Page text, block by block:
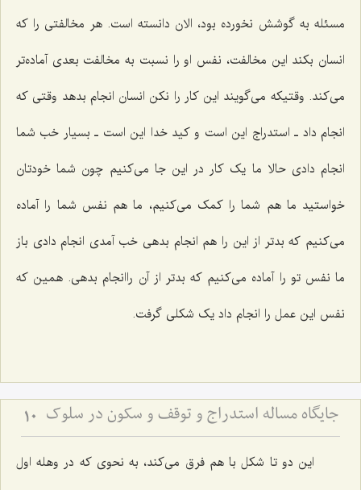
مسئله به گوشش نخورده بود، الان دانسته است. هر مخالفتی را که
انسان بکند این مخالفت، نفس او را نسبت به مخالفت بعدی آماده‌تر
می‌کند. وقتیکه می‌گویند این کار را نکن انسان انجام بدهد وقتی که
انجام داد ـ استدراج این است و کید خدا این است ـ بسیار خب شما
انجام دادی حالا ما یک کار در این جا می‌کنیم چون شما خودتان
خواستید ما هم شما را کمک می‌کنیم، ما هم نفس شما را آماده
می‌کنیم که بدتر از این را هم انجام بدهی خب آمدی انجام دادی باز
ما نفس تو را آماده می‌کنیم که بدتر از آن راانجام بدهی. همین که
نفس این عمل را انجام داد یک شکلی گرفت.
جایگاه مساله استدراج و توقف و سکون در سلوک 10
این دو تا شکل با هم فرق می‌کند، به نحوی که در وهله اول